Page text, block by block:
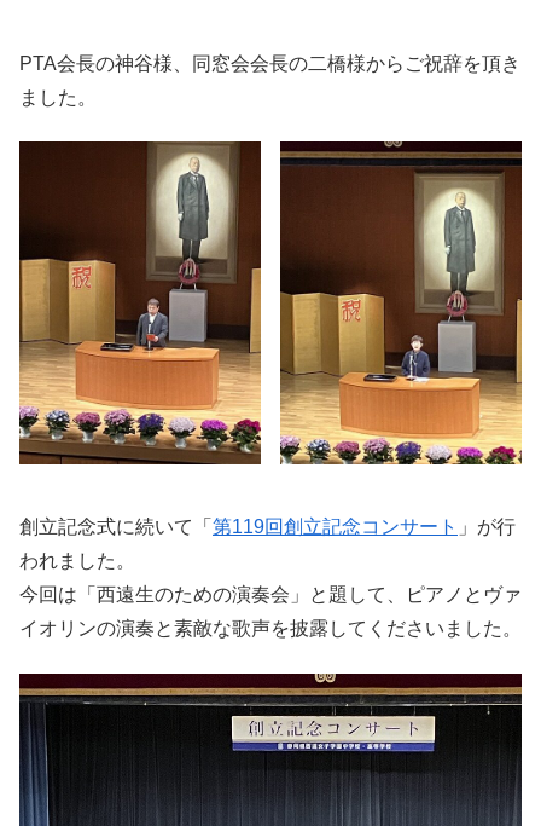
PTA会長の神谷様、同窓会会長の二橋様からご祝辞を頂き
ました。
創立記念式に続いて「 第119回創立記念コンサート 」が行
われました。
今回は「西遠生のための演奏会」と題して、ピアノとヴァ
イオリンの演奏と素敵な歌声を披露してくださいました。